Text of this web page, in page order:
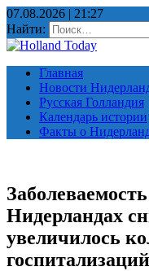
07.08.2026 | 21:27
Найти:
Главная
Новости
Русская Голландия
Календарь истории
Факты о
Нидерландах
увеличилось
госпитализаций